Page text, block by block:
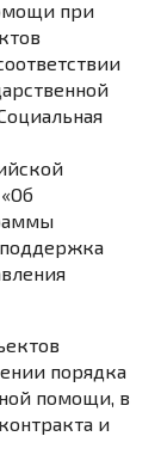
при
порядка
помощи, в
и